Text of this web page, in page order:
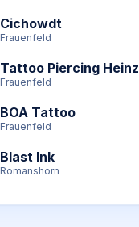
Cichowdt
Frauenfeld
Tattoo Piercing Heinz
Frauenfeld
BOA Tattoo
Frauenfeld
Blast Ink
Romanshorn